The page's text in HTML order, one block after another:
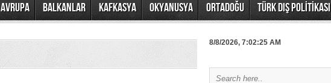
AVRUPA BALKANLAR KAFKASYA OKYANUSYA ORTADOĞU TÜRK DIŞ POLİTİKASI
8/8/2026, 7:02:25 AM